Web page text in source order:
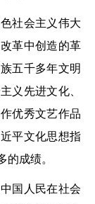
社会主义伟大
革中创造的革
五千多年文明
义先进文化、
优秀文艺作品
平文化思想指
的成绩。
国人民在社会